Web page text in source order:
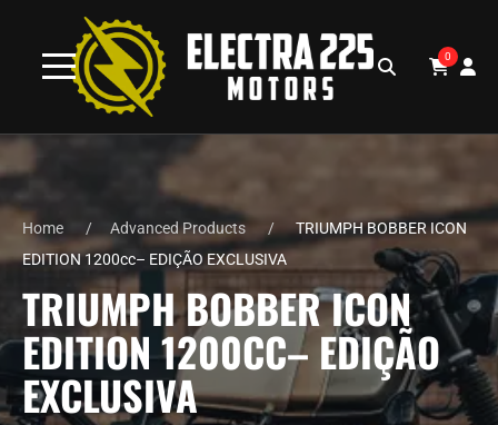
0
Home Advanced Products
TRIUMPH BOBBER ICON
EDITION 1200cc– EDIÇÃO EXCLUSIVA
TRIUMPH BOBBER ICON
EDITION 1200CC– EDIÇÃO
EXCLUSIVA